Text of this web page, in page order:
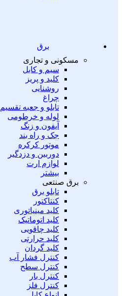
برق
مسکونی و تجاری
سیم و کابل
کلید و پریز
روشنایی
چراغ
تابلو و جعبه تقسیم
لوله و خرطومی
آیفون و زنگ
جک و راه بند
موتور کرکره
دوربین و دزدگیر
لوازم ارت
بیشتر
برق صنتعی
تابلو برق
کنتاکتور
کلید مینیاتوری
کلید اتوماتیک
کلید چاقویی
کلید حرارتی
کلید گردان
کنترل فشار آب
کنترل سطح
کنترل بار
کنترل فلز